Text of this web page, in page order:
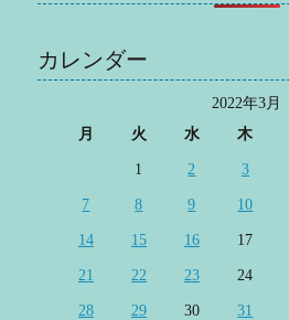
カレンダー
2022年3月
月
火 水 木
1 2 3
7 8 9 10
14 15 16 17
21 22 23 24
28 29 30 31